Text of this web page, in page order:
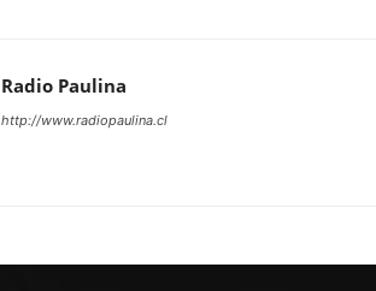
Radio Paulina
http://www.radiopaulina.cl